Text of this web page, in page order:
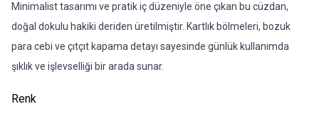
Minimalist tasarımı ve pratik iç düzeniyle öne çıkan bu cüzdan,
doğal dokulu hakiki deriden üretilmiştir. Kartlık bölmeleri, bozuk
para cebi ve çıtçıt kapama detayı sayesinde günlük kullanımda
şıklık ve işlevselliği bir arada sunar.
Renk